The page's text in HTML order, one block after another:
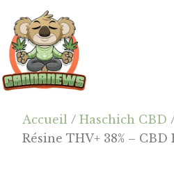
contenu
principal
barre
latérale
principale
footer
Cannanews.fr
Accueil /Haschich CBD
Résine THV+ 38% – CBD